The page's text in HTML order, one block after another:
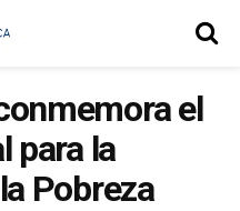
el
para la
Pobreza